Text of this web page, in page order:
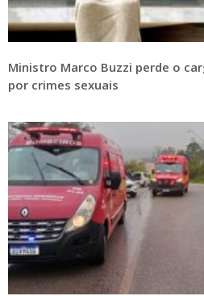
Ministro Marco Buzzi perde o
por crimes sexuais